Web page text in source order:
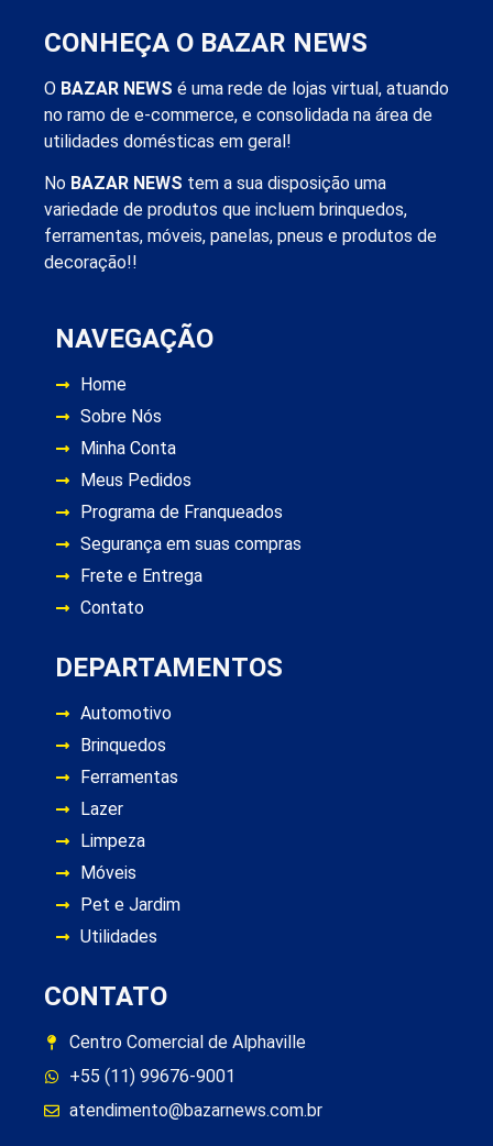
CONHEÇA O BAZAR NEWS
O BAZAR NEWS é uma rede de lojas virtual, atuando
no ramo de e-commerce, e consolidada na área de
utilidades domésticas em geral!
No BAZAR NEWS tem a sua disposição uma
variedade de produtos que incluem brinquedos,
ferramentas, móveis, panelas, pneus e produtos de
decoração!!
NAVEGAÇÃO
Home
Sobre Nós
Minha Conta
Meus Pedidos
Programa de Franqueados
Segurança em suas compras
Frete e Entrega
Contato
DEPARTAMENTOS
Automotivo
Brinquedos
Ferramentas
Lazer
Limpeza
Móveis
Pet e Jardim
Utilidades
CONTATO
Centro Comercial de Alphaville
+55 (11) 99676-9001
atendimento@bazarnews.com.br